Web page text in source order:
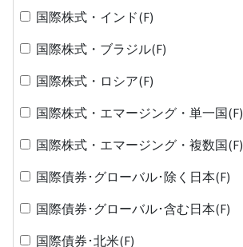
国際株式・インド(F)
国際株式・ブラジル(F)
国際株式・ロシア(F)
国際株式・エマージング・単一国(F)
国際株式・エマージング・複数国(F)
国際債券･グローバル･除く日本(F)
国際債券･グローバル･含む日本(F)
国際債券･北米(F)